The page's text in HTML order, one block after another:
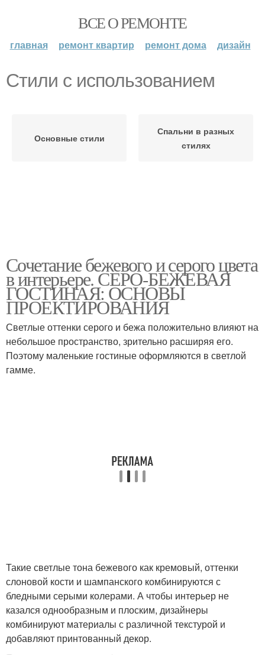
ВСЕ О РЕМОНТЕ
главная ремонт квартир ремонт дома дизайн
Стили с использованием
Основные стили
Спальни в разных
стилях
Сочетание бежевого и серого цвета
в интерьере. СЕРО-БЕЖЕВАЯ
ГОСТИНАЯ: ОСНОВЫ
ПРОЕКТИРОВАНИЯ
Светлые оттенки серого и бежа положительно влияют на
небольшое пространство, зрительно расширяя его.
Поэтому маленькие гостиные оформляются в светлой
гамме.
Такие светлые тона бежевого как кремовый, оттенки
слоновой кости и шампанского комбинируются с
бледными серыми колерами. А чтобы интерьер не
казался однообразным и плоским, дизайнеры
комбинируют материалы с различной текстурой и
добавляют принтованный декор.